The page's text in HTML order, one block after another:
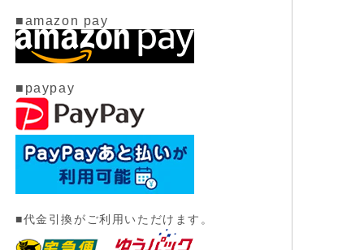
■amazon pay
■paypay
■代金引換がご利用いただけます。